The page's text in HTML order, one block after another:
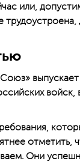
или,
отметить,
Они